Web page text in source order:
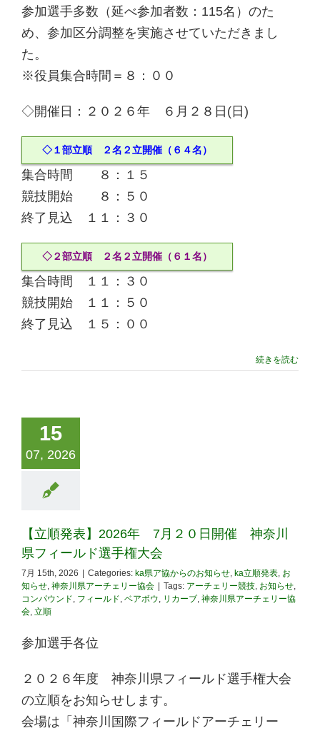
参加選手多数（延べ参加者数：115名）のた
め、参加区分調整を実施させていただきまし
た。
※役員集合時間＝８：００
◇開催日：２０２６年 ６月２８日(日)
◇１部立順 ２名２立開催（６４名）
集合時間 ８：１５
競技開始 ８：５０
終了見込 １１：３０
◇２部立順 ２名２立開催（６１名）
集合時間 １１：３０
競技開始 １１：５０
終了見込 １５：００
続きを読む
15
07, 2026
【立順発表】2026年 7月２０日開催 神奈川
県フィールド選手権大会
7月 15th, 2026 Categories: ka県ア協からのお知らせ, ka立順発表, お
知らせ, 神奈川県アーチェリー協会 Tags: アーチェリー競技, お知らせ,
コンパウンド, フィールド, ベアボウ, リカーブ, 神奈川県アーチェリー協
会, 立順
参加選手各位
２０２６年度 神奈川県フィールド選手権大会
の立順をお知らせします。
会場は「神奈川国際フィールドアーチェリー